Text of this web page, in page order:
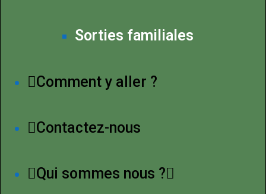
Sorties familiales
Comment y aller ?
Contactez-nous
Qui sommes nous ?